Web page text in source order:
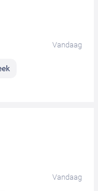
Vandaag
Vandaag